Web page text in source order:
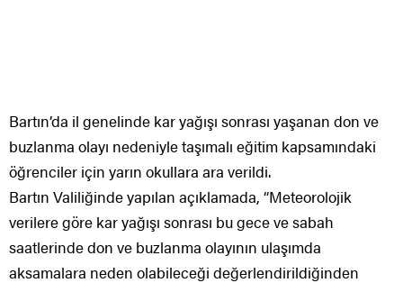
Bartın’da il genelinde kar yağışı sonrası yaşanan don ve
buzlanma olayı nedeniyle taşımalı eğitim kapsamındaki
öğrenciler için yarın okullara ara verildi.
Bartın Valiliğinde yapılan açıklamada, “Meteorolojik
verilere göre kar yağışı sonrası bu gece ve sabah
saatlerinde don ve buzlanma olayının ulaşımda
aksamalara neden olabileceği değerlendirildiğinden